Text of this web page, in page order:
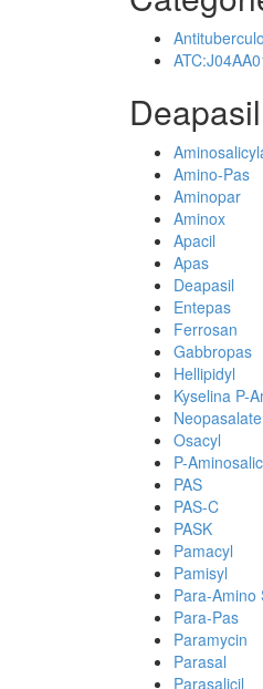
Amino-Pas
Aminopar
Aminox
Apacil
Apas
Deapasil
Entepas
Ferrosan
Gabbropas
Hellipidyl
Kyselina P-
Neopasalate
Osacyl
P-
PAS
PAS-C
PASK
Pamacyl
Pamisyl
Para-Amino
Para-Pas
Paramycin
Parasal
Parasalicil